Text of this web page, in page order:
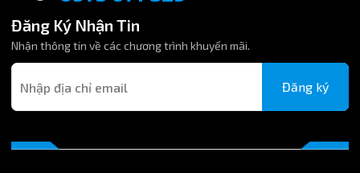
Đăng Ký Nhận Tin
Nhận thông tin về các chương trình khuyến mãi.
Đăng ký